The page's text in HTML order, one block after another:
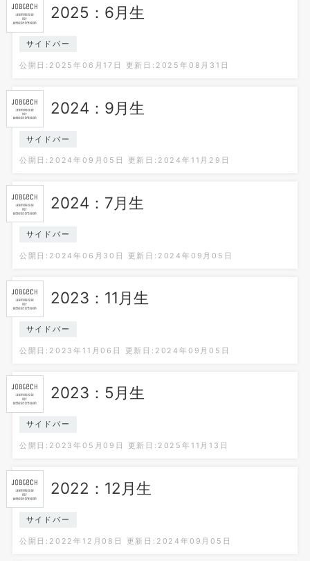
2025：6月生
サイドバー
公開日:2025年06月17日 更新日:2025年08月31日
2024：9月生
サイドバー
公開日:2024年09月05日 更新日:2024年11月29日
2024：7月生
サイドバー
公開日:2024年06月30日 更新日:2024年09月05日
2023：11月生
サイドバー
公開日:2023年11月06日 更新日:2024年09月05日
2023：5月生
サイドバー
公開日:2023年05月09日 更新日:2025年11月13日
2022：12月生
サイドバー
公開日:2022年12月08日 更新日:2024年09月05日